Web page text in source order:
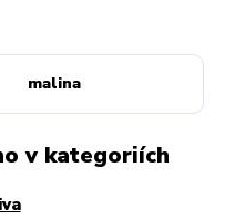
malina
v kategoriích